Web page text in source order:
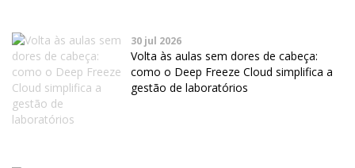
30 jul 2026
Volta às aulas sem dores de cabeça:
como o Deep Freeze Cloud simplifica a
gestão de laboratórios